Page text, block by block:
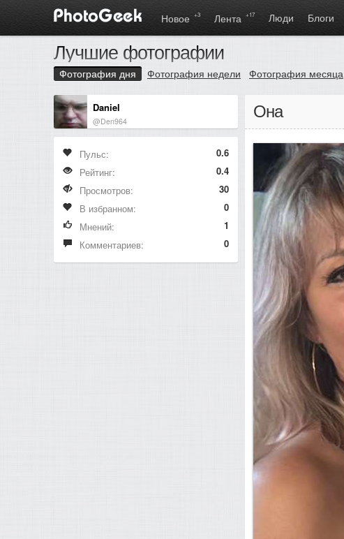
Новое +3 Лента +17 Люди Блоги
Лучшие фотографии
Фотография дня Фотография недели Фотография месяца
Daniel
@Den964
Пульс:
0.6
Рейтинг:
0.4
Просмотров:
30
В избранном:
0
Мнений:
1
Комментариев:
0
Она